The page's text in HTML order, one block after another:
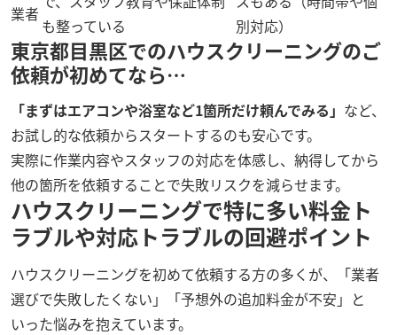
業者
も整っている
別対応）
東京都目黒区でのハウスクリーニングのご
依頼が初めてなら…
「まずはエアコンや浴室など1箇所だけ頼んでみる」 など、
お試し的な依頼からスタートするのも安心です。
実際に作業内容やスタッフの対応を体感し、納得してから
他の箇所を依頼することで失敗リスクを減らせます。
ハウスクリーニングで特に多い料金ト
ラブルや対応トラブルの回避ポイント
ハウスクリーニングを初めて依頼する方の多くが、「業者
選びで失敗したくない」「予想外の追加料金が不安」と
いった悩みを抱えています。